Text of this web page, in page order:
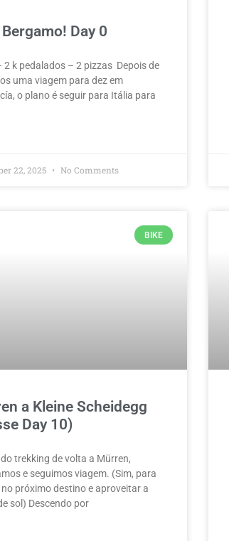
Day 0
2 k pedalados – 2 pizzas Depois de
uma viagem para dez em
o plano é seguir para Itália para
22, 2025 No Comments
BIKE
a Kleine Scheidegg
Day 10)
trekking de volta a Mürren,
e seguimos viagem. (Sim, para
próximo destino e aproveitar a
sol) Descendo por